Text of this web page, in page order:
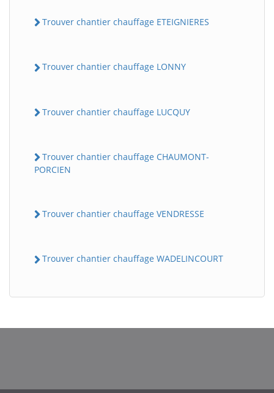
Trouver chantier chauffage ETEIGNIERES
Trouver chantier chauffage LONNY
Trouver chantier chauffage LUCQUY
Trouver chantier chauffage CHAUMONT-
PORCIEN
Trouver chantier chauffage VENDRESSE
Trouver chantier chauffage WADELINCOURT
BatiWebPro